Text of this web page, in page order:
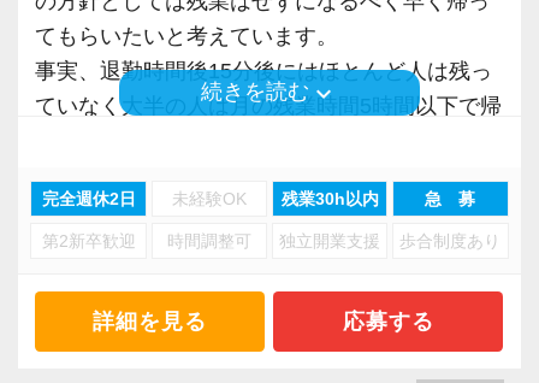
てもらいたいと考えています。
事実、退勤時間後15分後にはほとんど人は残っ
ていなく大半の人は月の残業時間5時間以下で帰
【他事務所との違い】
お客様が全国にいるため、遠方のお客様を担当
きます。
土日祝日などを絡めて観光して頂いても構いま
続きを読むkeyboard_arrow_down
完全週休2日 未経験OK 残業30h以内 急 募
第2新卒歓迎 時間調整可 独立開業支援 歩合制度あり
詳細を見る 応募する